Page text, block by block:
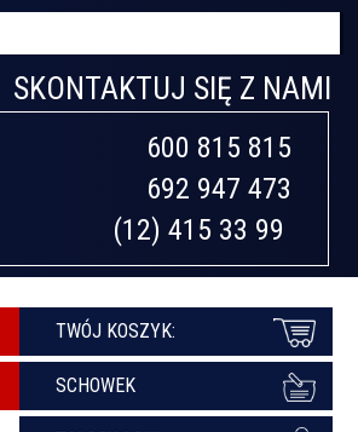
SKONTAKTUJ SIĘ Z NAMI
600 815 815
692 947 473
(12) 415 33 99
TWÓJ KOSZYK:
SCHOWEK